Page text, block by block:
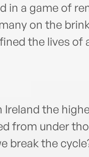
in a game of
on the
the lives of
the
from under
break the